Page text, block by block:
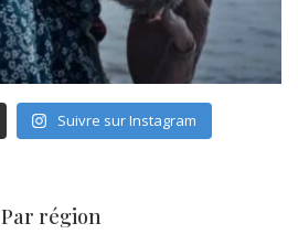
Suivre sur Instagram
Par région